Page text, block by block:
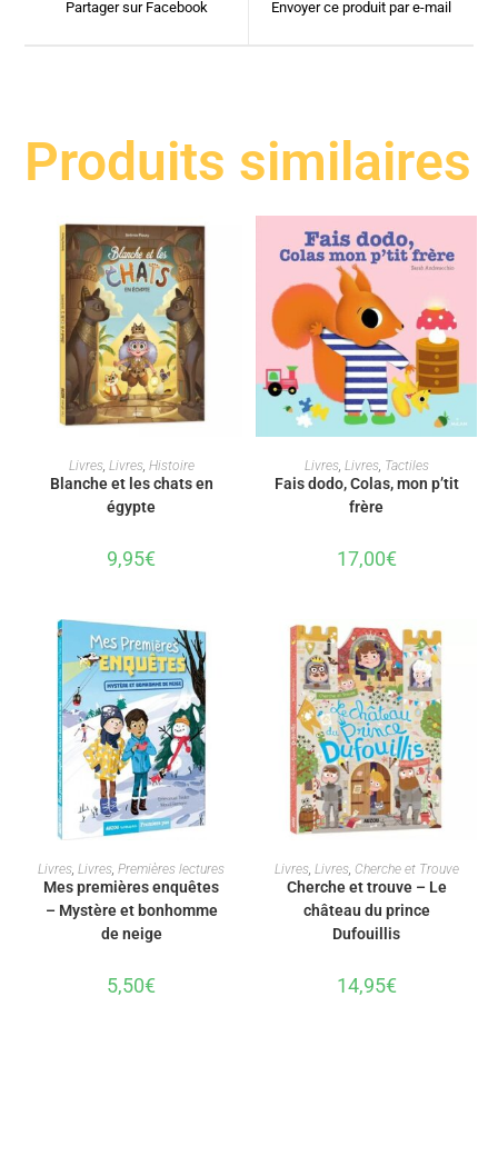
Partager sur Facebook Envoyer ce produit par e-mail
Produits similaires
AJOUTER AU PANIER
Livres, Livres, Histoire
Blanche et les chats en
égypte
9,95€
AJOUTER AU PANIER
Livres, Livres, Tactiles
Fais dodo, Colas, mon p’tit
frère
17,00€
AJOUTER AU PANIER
Livres,Livres,Premières lectures
Mes premières enquêtes
– Mystère et bonhomme
de neige
5,50€
AJOUTER AU PANIER
Livres, Livres, Cherche et Trouve
Cherche et trouve – Le
château du prince
Dufouillis
14,95€